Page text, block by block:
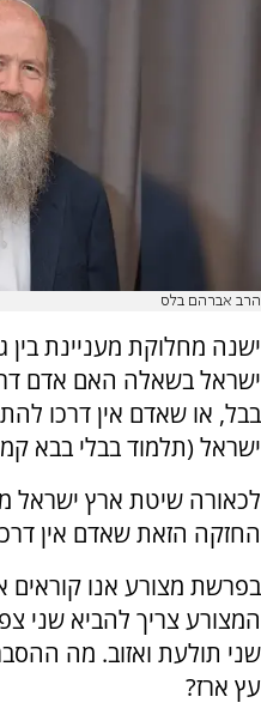
הרב אברהם בלס
ישנה מחלוקת מעניינת בין
ישראל בשאלה האם אדם
בבל, או שאדם אין דרכו
ישראל (תלמוד בבלי בבא
לכאורה שיטת ארץ ישראל
החזקה הזאת שאדם אין
בפרשת מצורע אנו
המצורע צריך להביא שני
שני תולעת ואזוב. מה
עץ ארז?